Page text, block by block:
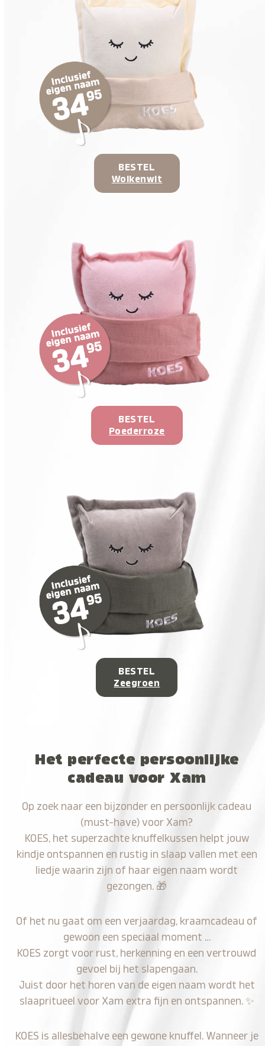
BESTEL
Wolkenwit
BESTEL
Poederroze
BESTEL
Zeegroen
Het perfecte persoonlijke
cadeau voor Xam
Op zoek naar een bijzonder en persoonlijk cadeau
(must-have) voor Xam?
KOES, het superzachte knuffelkussen helpt jouw
kindje ontspannen en rustig in slaap vallen met een
liedje waarin zijn of haar eigen naam wordt
gezongen. 🎁
Of het nu gaat om een verjaardag, kraamcadeau of
gewoon een speciaal moment …
KOES zorgt voor rust, herkenning en een vertrouwd
gevoel bij het slapengaan.
Juist door het horen van de eigen naam wordt het
slaapritueel voor Xam extra fijn en ontspannen. ✨
KOES is allesbehalve een gewone knuffel. Wanneer je